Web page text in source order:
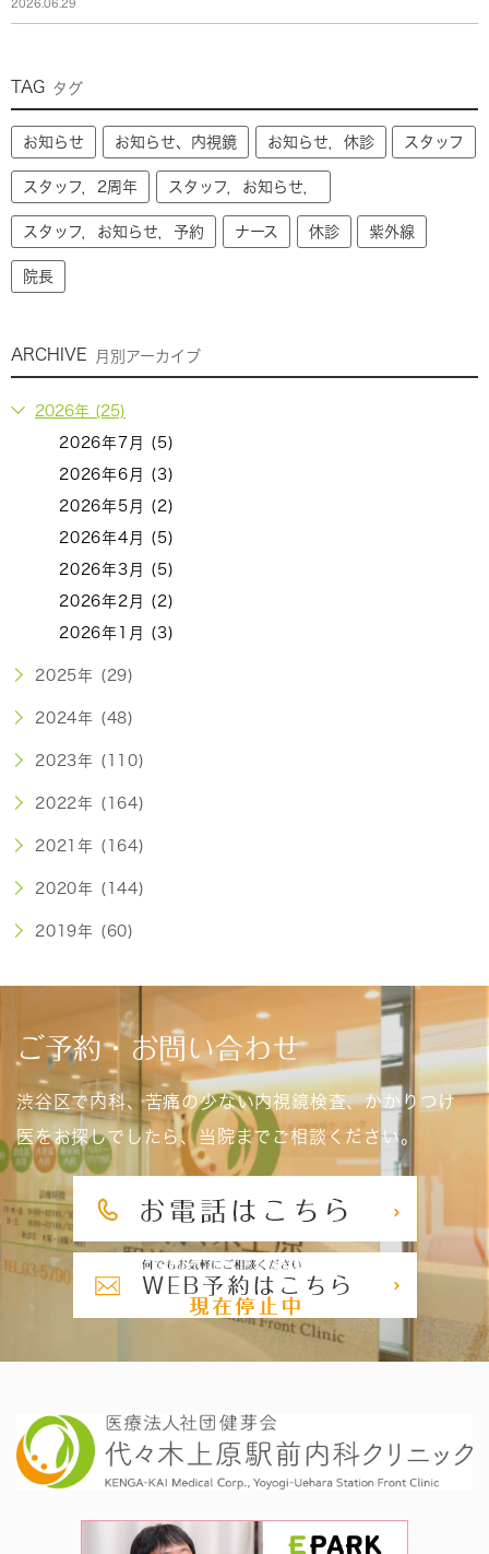
2026.06.29
TAG タグ
お知らせ お知らせ、内視鏡 お知らせ，休診 スタッフ
スタッフ，2周年 スタッフ，お知らせ，
スタッフ，お知らせ，予約 ナース 休診 紫外線
院長
ARCHIVE 月別アーカイブ
2026年 (25)
2026年7月 (5)
2026年6月 (3)
2026年5月 (2)
2026年4月 (5)
2026年3月 (5)
2026年2月 (2)
2026年1月 (3)
2025年 (29)
2024年 (48)
2023年 (110)
2022年 (164)
2021年 (164)
2020年 (144)
2019年 (60)
ご予約・お問い合わせ
渋谷区で内科、苦痛の少ない内視鏡検査、かかりつけ
医をお探しでしたら、当院までご相談ください。